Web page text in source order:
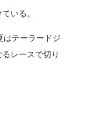
いる。
テーラードジ
レースで切り